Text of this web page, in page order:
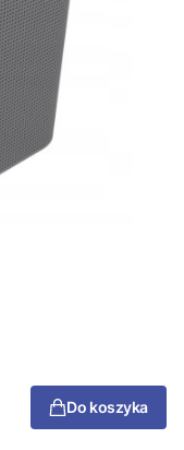
Do koszyka